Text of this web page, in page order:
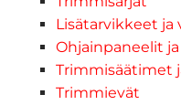
Lisätarvikkeet ja
Ohjainpaneelit
Trimmisäätimet
Trimmievät